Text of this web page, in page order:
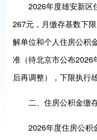
2026年度雄安新区
267元，月缴存基数下
解单位和个人住房公积
准（待北京市公布2026
后再调整），下限执行
二、住房公积金缴
2026年度住房公积